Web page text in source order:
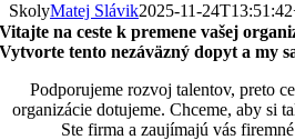
SkolyMatej Slávik2025-11-
Vitajte na ceste k premene vašej
Vytvorte tento nezáväzný dopyt a my
Podporujeme rozvoj talentov, preto
organizácie dotujeme. Chceme, aby si
Ste firma a zaujímajú vás